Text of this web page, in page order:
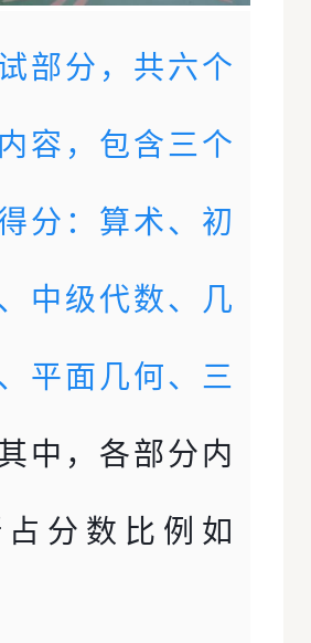
部分，共六个
容，包含三个
分：算术、初
中级代数、几
平面几何、三
中，各部分内
分数比例如